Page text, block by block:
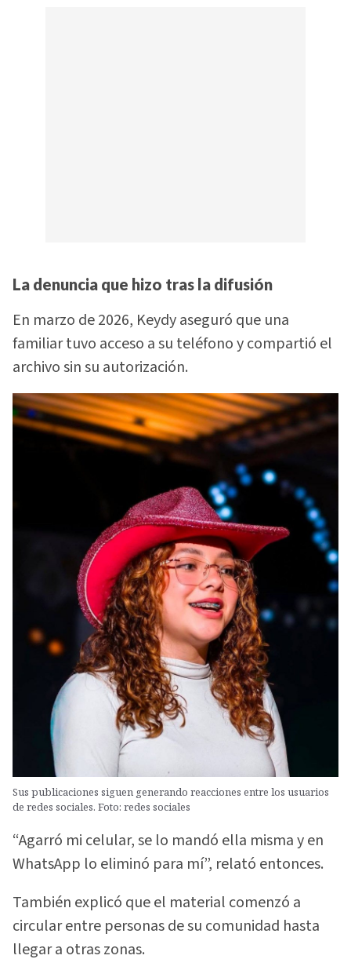
La denuncia que hizo tras la difusión
En marzo de 2026, Keydy aseguró que una
familiar tuvo acceso a su teléfono y compartió el
archivo sin su autorización.
Sus publicaciones siguen generando reacciones entre los usuarios
de redes sociales. Foto: redes sociales
“Agarró mi celular, se lo mandó ella misma y en
WhatsApp lo eliminó para mí”, relató entonces.
También explicó que el material comenzó a
circular entre personas de su comunidad hasta
llegar a otras zonas.